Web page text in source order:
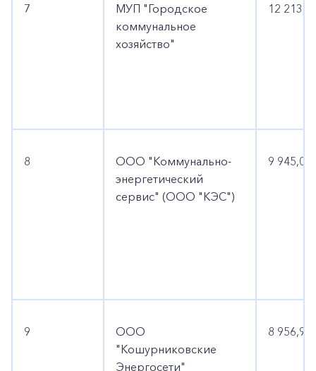
7
МУП "Городское
коммунальное
хозяйство"
12 213,8
8
ООО "Коммунально-
энергетический
сервис" (ООО "КЭС")
9 945,0
9
ООО
"Кошурниковские
Энергосети"
8 956,9